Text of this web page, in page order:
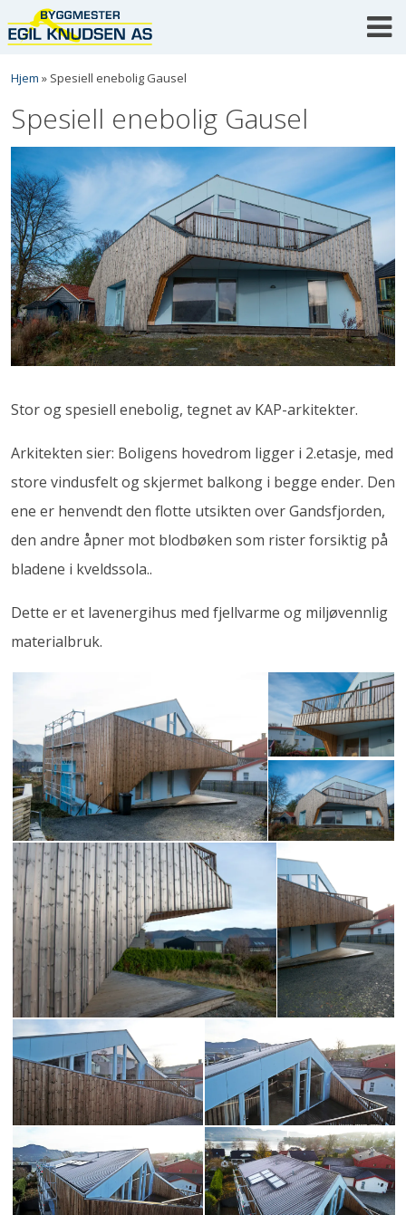
to
content
Hjem » Spesiell enebolig Gausel
Spesiell enebolig Gausel
Stor og spesiell enebolig, tegnet av KAP-arkitekter.
Arkitekten sier: Boligens hovedrom ligger i 2.etasje, med
store vindusfelt og skjermet balkong i begge ender. Den
ene er henvendt den flotte utsikten over Gandsfjorden,
den andre åpner mot blodbøken som rister forsiktig på
bladene i kveldssola..
Dette er et lavenergihus med fjellvarme og miljøvennlig
materialbruk.